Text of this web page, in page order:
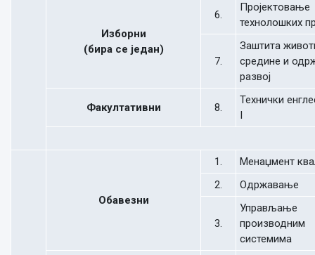
Изборни
(бира се један)
6.
Пројектовање
технолошких
7.
Заштита
средине и
развој
Факултативни 8.
Технички
I
Обавезни
1.
Менаџмент
2.
Одржавање
3.
Управљање
производним
системима